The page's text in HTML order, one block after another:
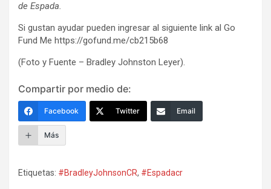
de Espada.
Si gustan ayudar pueden ingresar al siguiente link al Go
Fund Me https://gofund.me/cb215b68
(Foto y Fuente – Bradley Johnston Leyer).
Compartir por medio de:
Facebook Twitter Email
Más
Etiquetas: #BradleyJohnsonCR, #Espadacr